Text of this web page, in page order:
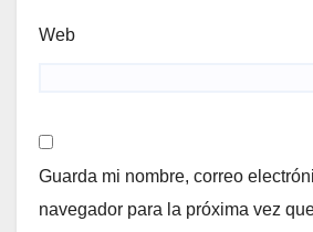
Web
Guarda mi nombre, correo
navegador para la próxima vez